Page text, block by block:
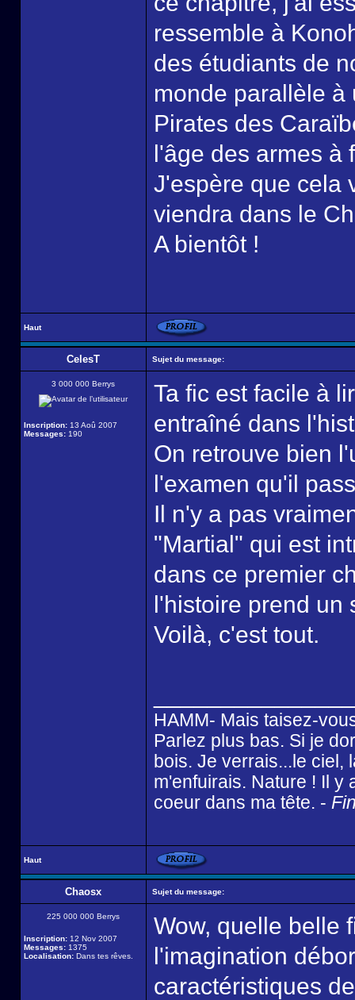
ressemble à
des étudiants de
monde parallèle à
Pirates des
l'âge des armes à
J'espère que cela
viendra dans le
A bientôt !
Haut
CelesT Sujet du message:
3 000 000 Berrys
Inscription: 13 Aoû 2007
Messages: 190
Ta fic est facile à
entraîné dans
On retrouve bien
l'examen qu'il
Il n'y a pas
"Martial" qui est
dans ce premier
l'histoire prend un
Voilà, c'est tout.
HAMM- Mais taisez-
Parlez plus bas. Si je
bois. Je verrais...le ciel,
m'enfuirais. Nature ! Il y
coeur dans ma tête. -
Haut
Chaosx Sujet du message:
225 000 000 Berrys
Inscription: 12 Nov 2007
Messages: 1375
Localisation: Dans tes rêves.
Wow, quelle belle
l'imagination
caractéristiques